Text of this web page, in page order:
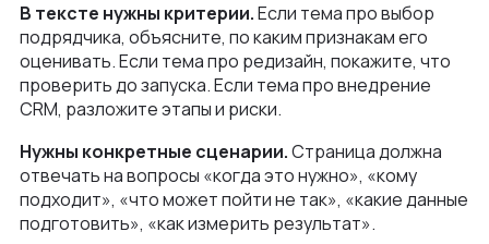
В тексте нужны критерии.Если тема про выбор
подрядчика, объясните, по каким признакам его
оценивать. Если тема про редизайн, покажите, что
проверить до запуска. Если тема про внедрение
CRM, разложите этапы и риски.
Нужны конкретные сценарии.Страница должна
отвечать на вопросы «когда это нужно», «кому
подходит», «что может пойти не так», «какие данные
подготовить», «как измерить результат».